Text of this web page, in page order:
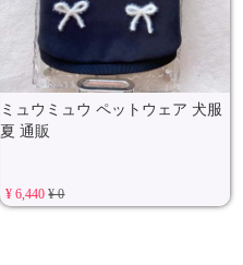
ミュウミュウ ペットウェア 犬服
夏 通販
¥ 6,440¥ 0